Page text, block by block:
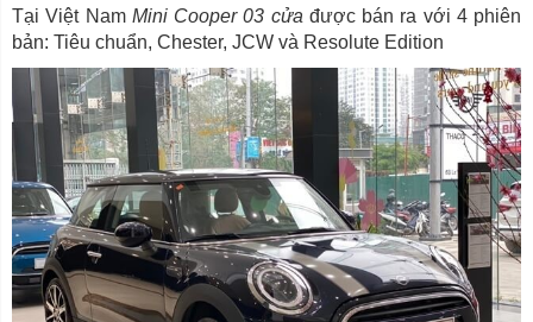
Tại Việt Nam Mini Cooper 03 cửa được bán ra với 4 phiên
bản: Tiêu chuẩn, Chester, JCW và Resolute Edition